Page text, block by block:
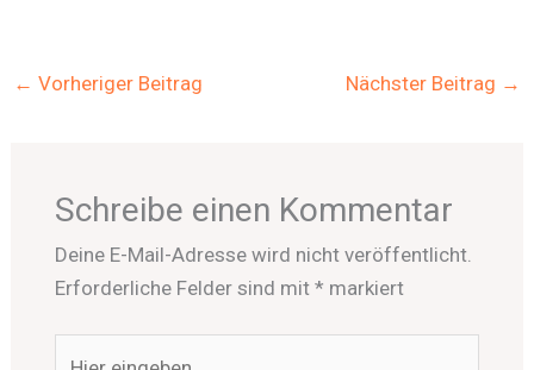
← Vorheriger Beitrag Nächster Beitrag →
Schreibe einen Kommentar
Deine E-Mail-Adresse wird nicht veröffentlicht.
Erforderliche Felder sind mit * markiert